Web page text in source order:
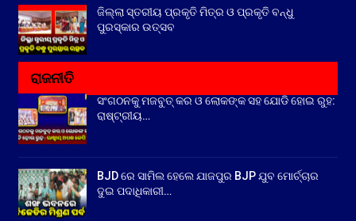
ଜିଲ୍ଲା ସ୍ତରୀୟ ପ୍ରକୃତି ମିତ୍ର ଓ ପ୍ରକୃତି ବନ୍ଧୁ
ପୁରସ୍କାର ଉତ୍ସବ
ରାଜନୀତି
ସଂଗଠନକୁ ମଜବୁତ୍ କର ଓ ଲୋକଙ୍କ ସହ ଯୋଡି ହୋଇ ରୁହ:
ରାଷ୍ଟ୍ରୀୟ…
BJD ରେ ସାମିଲ ହେଲେ ଯାଜପୁର BJP ଯୁବ ମୋର୍ଚ୍ଚାର
ଦୁଇ ପଦାଧିକାରୀ…